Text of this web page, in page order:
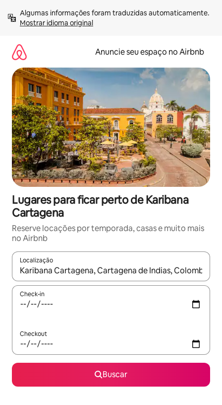
para
Mostrar idioma original
Anuncie seu espaço no Airbnb
Lugares para ficar perto de Karibana
Cartagena
Reserve locações por temporada, casas e muito mais
no Airbnb
Localização
Quando os resultados estiverem disponíveis, explore-os
Check-in
Checkout
Buscar